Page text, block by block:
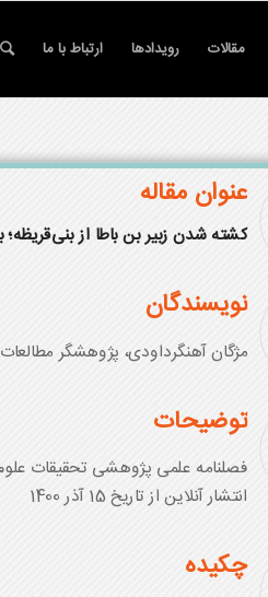
مقالات رویدادها ارتباط با ما
عنوان مقاله
کشته شدن زبیر بن باطا از
نویسندگان
مژگان آهنگرداودی، پژوهشگر
توضیحات
فصلنامه علمی پژوهشی تحقیقات
انتشار آنلاین از تاریخ 15 آذر 1400
چکیده